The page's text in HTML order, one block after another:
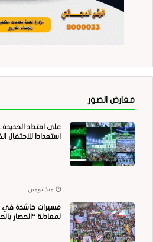
معارض الصور
على امتداد
استعدادا للاحتفال
منذ يومين
لمعادلة “الحصار